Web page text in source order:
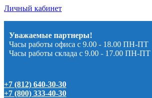
Личный кабинет
Уважаемые партнеры!
Часы работы офиса с 9.00 - 18.00 ПН-ПТ
Часы работы склада с 9.00 - 17.00 ПН-ПТ
+7 (812) 640-30-30
+7 (800) 333-40-30